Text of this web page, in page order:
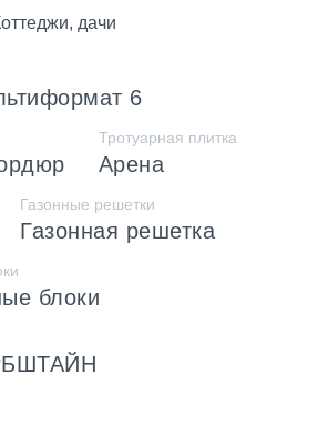
дачи
6
Тротуарная плитка
Арена
Газонные решетки
Газонная решетка
блоки